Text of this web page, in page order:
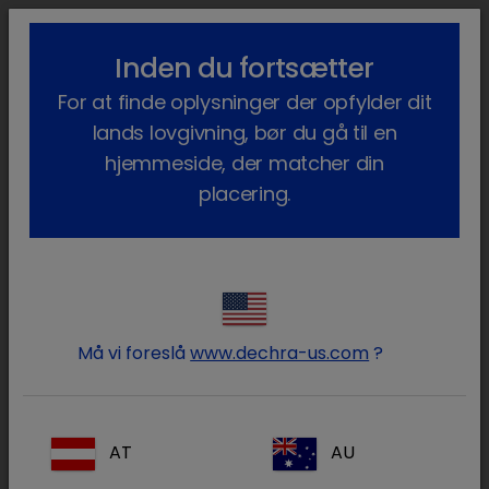
lock_outline search menu
Hund
Receptpligtig Fentadon
Inden du fortsætter
For at finde oplysninger der opfylder dit
lands lovgivning, bør du gå til en
hjemmeside, der matcher din
placering.
Må vi foreslåwww.dechra-us.com ?
AT AU